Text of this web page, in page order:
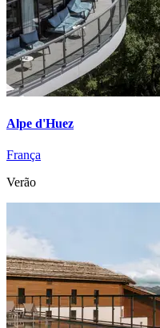
Alpe d'Huez
França
Verão